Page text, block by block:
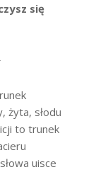
się
żyta, słodu
to trunek
uisce